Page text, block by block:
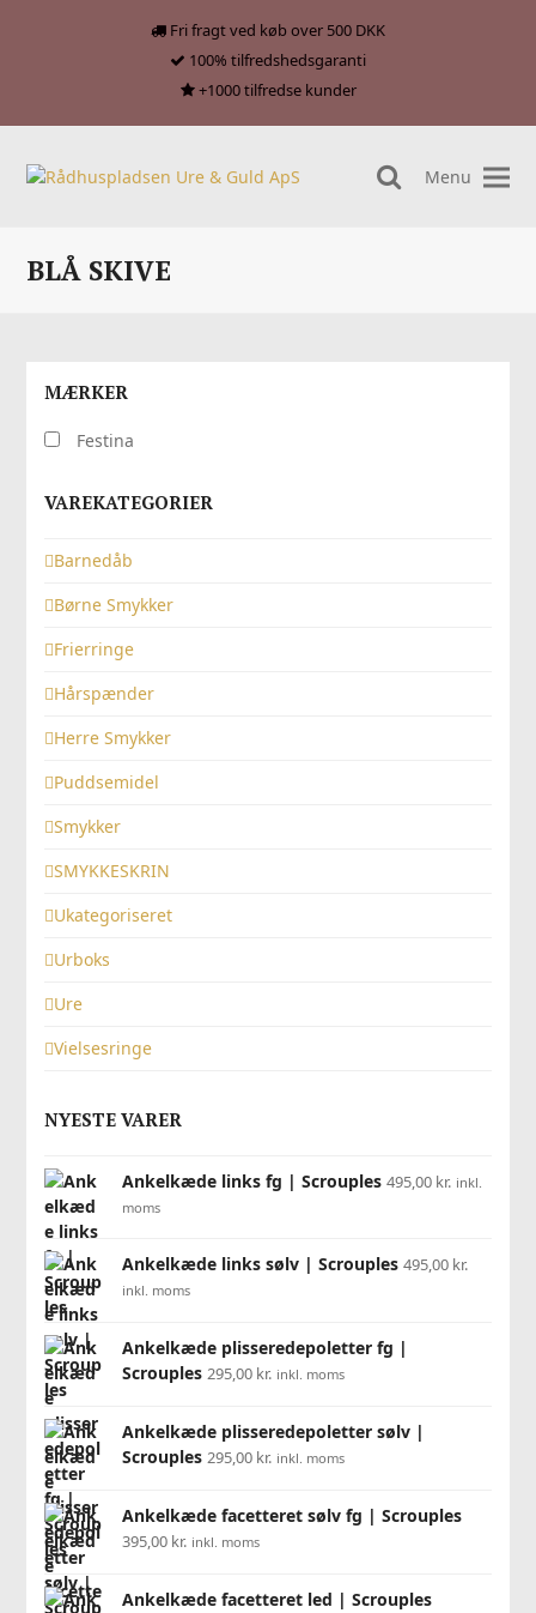
Fri fragt ved køb over 500 DKK
100% tilfredshedsgaranti
+1000 tilfredse kunder
search
Menu
BLÅ SKIVE
MÆRKER
Festina
VAREKATEGORIER
Barnedåb
Børne Smykker
Frierringe
Hårspænder
Herre Smykker
Puddsemidel
Smykker
SMYKKESKRIN
Ukategoriseret
Urboks
Ure
Vielsesringe
NYESTE VARER
Ankelkæde links fg | Scrouples 495,00 kr. inkl.
moms
Ankelkæde links sølv | Scrouples 495,00 kr.
inkl. moms
Ankelkæde plisseredepoletter fg |
Scrouples 295,00 kr. inkl. moms
Ankelkæde plisseredepoletter sølv |
Scrouples 295,00 kr. inkl. moms
Ankelkæde facetteret sølv fg | Scrouples
395,00 kr. inkl. moms
Ankelkæde facetteret led | Scrouples